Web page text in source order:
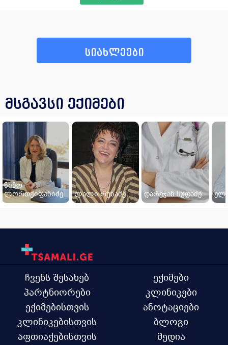
სიახლეები
მსგავსი ექიმები
ნინო
ლორთქიფანიძე
ლალი რუხაძე დარეჯან სუდაძე
ჩვენს შესახებ
პარტნიორები
ექიმებისთვის
კლინიკებისთვის
აფთიაქებისთვის
ექიმები
კლინიკები
ანოტაციები
ბლოგი
მედია